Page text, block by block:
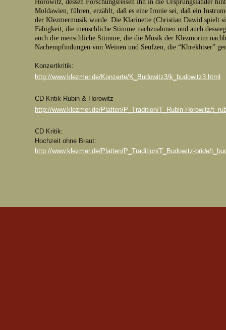
Horowitz, dessen Forschungsreisen ihn in die Ursprungsländer
Moldawien, führen, erzählt, daß es eine Ironie sei, daß ein
der Klezmermusik wurde. Die Klarinette (Christian Dawid spielt
Fähigkeit, die menschliche Stimme nachzuahmen und auch
auch die menschliche Stimme, die die Musik der Klezmorim
Nachempfindungen von Weinen und Seufzen, die
Konzertkritik:
http://www.klezmer.de/Konzerte/K_Budowitz3/k_budowitz3.html
CD Kritik Rubin & Horowitz
http://www.klezmer.de/Platten/P_Tradition/T_Rubin-Horowitz/
CD Kritik:
Hochzeit ohne Braut:
http://www.klezmer.de/Platten/P_Tradition/T_Budowitz-bride/